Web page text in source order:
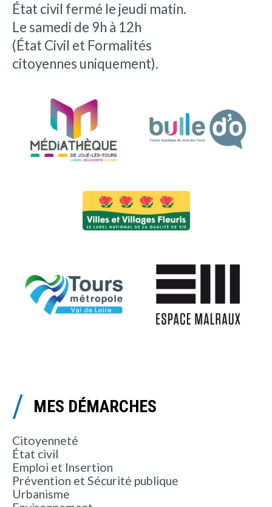
État civil fermé le jeudi matin.
Le samedi de 9h à 12h
(État Civil et Formalités
citoyennes uniquement).
MES DÉMARCHES
Citoyenneté
État civil
Emploi et Insertion
Prévention et Sécurité publique
Urbanisme